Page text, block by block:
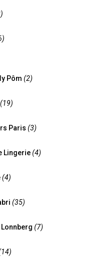
Pôm (2)
(19)
Paris (3)
Lingerie(4)
(4)
(35)
(7)